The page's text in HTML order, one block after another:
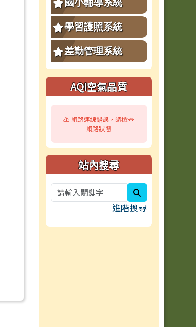
國小輔導系統
學習護照系統
差勤管理系統
AQI空氣品質
⚠️ 網路連線錯誤，請檢查
網路狀態
站內搜尋
進階搜尋